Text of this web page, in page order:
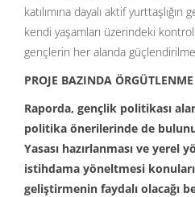
katılımına dayalı aktif
kendi yaşamları üzerindeki
gençlerin her alanda
PROJE BAZINDA ÖRGÜTLENME
Raporda, gençlik politikası
politika önerilerinde de
Yasası hazırlanması ve yerel
istihdama yöneltmesi
geliştirmenin faydalı olacağı